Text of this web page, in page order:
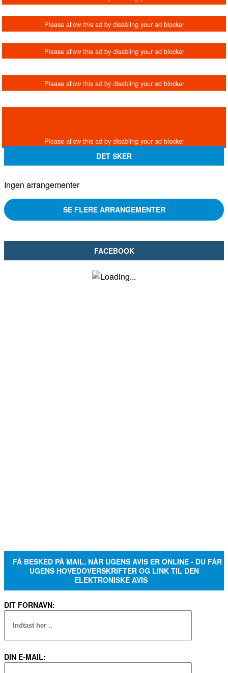
DET SKER
Ingen arrangementer
SE FLERE ARRANGEMENTER
FACEBOOK
FÅ BESKED PÅ MAIL, NÅR UGENS AVIS ER ONLINE - DU FÅR
UGENS HOVEDOVERSKRIFTER OG LINK TIL DEN
ELEKTRONISKE AVIS
DIT FORNAVN:
DIN E-MAIL: